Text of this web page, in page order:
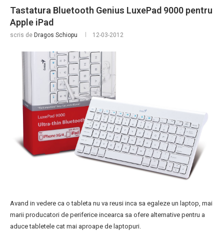
Tastatura Bluetooth Genius LuxePad 9000 pentru
Apple iPad
scris de Dragos Schiopu 12-03-2012
Avand in vedere ca o tableta nu va reusi inca sa egaleze un laptop, mai
marii producatori de periferice incearca sa ofere alternative pentru a
aduce tabletele cat mai aproape de laptopuri.